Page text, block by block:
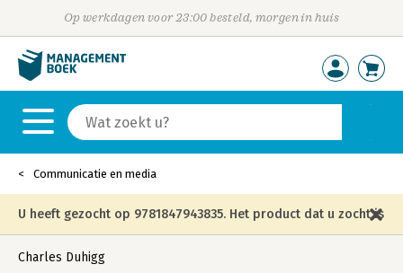
Op werkdagen voor 23:00 besteld, morgen in huis
Communicatie en media
U heeft gezocht op 9781847943835. Het product dat u zocht is
niet meer in die editie leverbaar en is vervangen door de
Charles Duhigg